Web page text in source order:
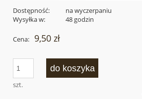
Dostępność:
na wyczerpaniu
Wysyłka w:
48 godzin
Cena: 9,50 zł
szt.
do koszyka